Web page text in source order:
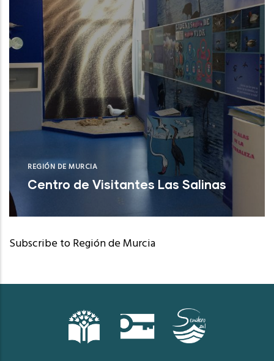
REGIÓN DE MURCIA
Centro de Visitantes Las Salinas
San Pedro del Pinatar (Murcia)
Subscribe to Región de Murcia